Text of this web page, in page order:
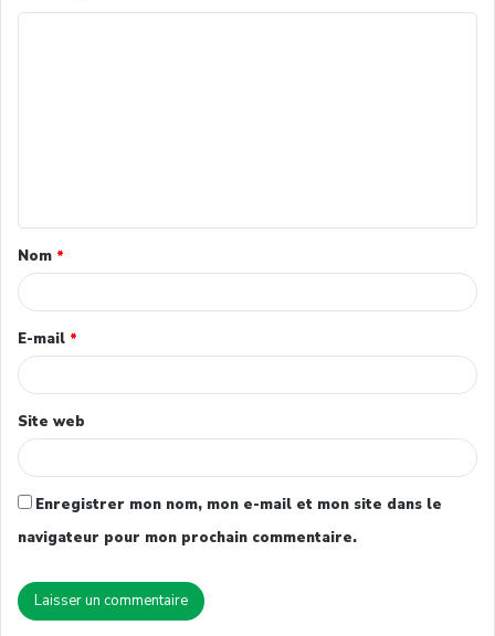
Nom *
E-mail *
Site web
Enregistrer mon nom, mon e-mail et mon site dans le
navigateur pour mon prochain commentaire.